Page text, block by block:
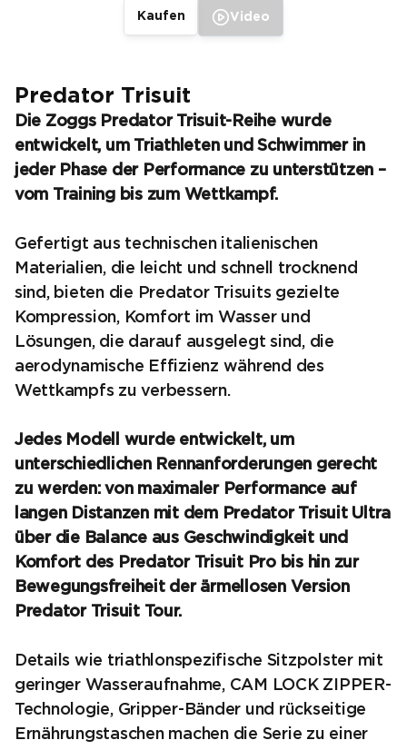
Kaufen Video
Predator Trisuit
Die Zoggs Predator Trisuit-Reihe wurde
entwickelt, um Triathleten und Schwimmer in
jeder Phase der Performance zu unterstützen –
vom Training bis zum Wettkampf.
Gefertigt aus technischen italienischen
Materialien, die leicht und schnell trocknend
sind, bieten die Predator Trisuits gezielte
Kompression, Komfort im Wasser und
Lösungen, die darauf ausgelegt sind, die
aerodynamische Effizienz während des
Wettkampfs zu verbessern.
Jedes Modell wurde entwickelt, um
unterschiedlichen Rennanforderungen gerecht
zu werden: von maximaler Performance auf
langen Distanzen mit dem Predator Trisuit Ultra
über die Balance aus Geschwindigkeit und
Komfort des Predator Trisuit Pro bis hin zur
Bewegungsfreiheit der ärmellosen Version
Predator Trisuit Tour.
Details wie triathlonspezifische Sitzpolster mit
geringer Wasseraufnahme, CAM LOCK ZIPPER-
Technologie, Gripper-Bänder und rückseitige
Ernährungstaschen machen die Serie zu einer